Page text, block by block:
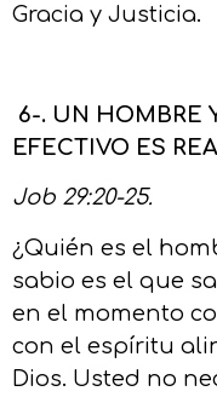
Gracia y Justicia.
6-. UN HOMBRE
EFECTIVO ES
Job 29:20-25.
¿Quién es el
sabio es el que
en el momento
con el espíritu
Dios. Usted no